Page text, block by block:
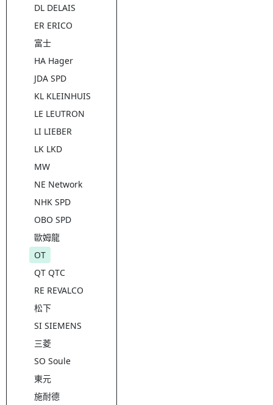
DL DELAIS
ER ERICO
富士
HA Hager
JDA SPD
KL KLEINHUIS
LE LEUTRON
LI LIEBER
LK LKD
MW
NE Network
NHK SPD
OBO SPD
歐姆龍
OT
QT QTC
RE REVALCO
松下
SI SIEMENS
三菱
SO Soule
東元
施耐德